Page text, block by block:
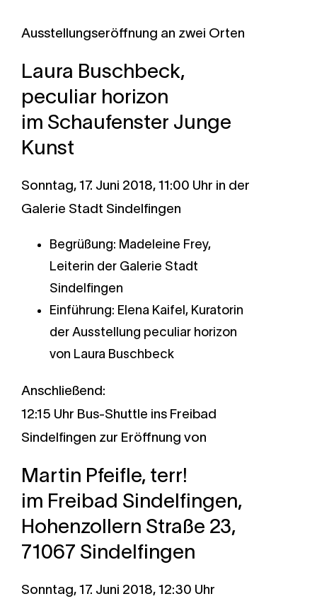
Ausstellungseröffnung an zwei Orten
Laura Buschbeck,
peculiar horizon
im Schaufenster Junge
Kunst
Sonntag, 17. Juni 2018, 11:00 Uhr in der
Galerie Stadt Sindelfingen
Begrüßung: Madeleine Frey,
Leiterin der Galerie Stadt
Sindelfingen
Einführung: Elena Kaifel, Kuratorin
der Ausstellung peculiar horizon
von Laura Buschbeck
Anschließend:
12:15 Uhr Bus-Shuttle ins Freibad
Sindelfingen zur Eröffnung von
Martin Pfeifle, terr!
im Freibad Sindelfingen,
Hohenzollern Straße 23,
71067 Sindelfingen
Sonntag, 17. Juni 2018, 12:30 Uhr